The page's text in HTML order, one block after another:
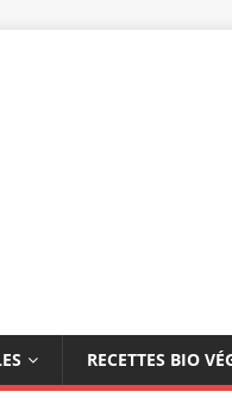
RECETTES BIO